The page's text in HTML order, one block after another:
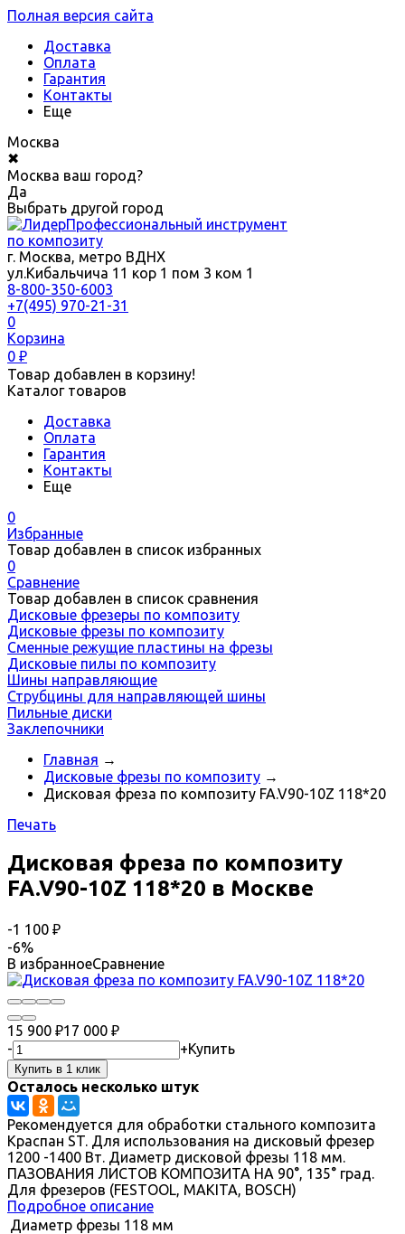
Полная версия сайта
Доставка
Оплата
Гарантия
Контакты
Еще
Москва
✖
Москва ваш город?
Да
Выбрать другой город
Профессиональный инструмент
по композиту
г. Москва, метро ВДНХ
ул.Кибальчича 11 кор 1 пом 3 ком 1
8-800-350-6003
+7(495) 970-21-31
0
Корзина
0 ₽
Товар добавлен в корзину!
Каталог товаров
Доставка
Оплата
Гарантия
Контакты
Еще
0
Избранные
Товар добавлен в список избранных
0
Сравнение
Товар добавлен в список сравнения
Дисковые фрезеры по композиту
Дисковые фрезы по композиту
Сменные режущие пластины на фрезы
Дисковые пилы по композиту
Шины направляющие
Струбцины для направляющей шины
Пильные диски
Заклепочники
Главная →
Дисковые фрезы по композиту →
Дисковая фреза по композиту FA.V90-10Z 118*20
Печать
Дисковая фреза по композиту
FA.V90-10Z 118*20 в Москве
-1 100 ₽
-6%
В избранноеСравнение
15 900 ₽17 000 ₽
-
+Купить
Осталось несколько штук
Рекомендуется для обработки стального композита
Краспан ST. Для использования на дисковый фрезер
1200 -1400 Вт. Диаметр дисковой фрезы 118 мм.
ПАЗОВАНИЯ ЛИСТОВ КОМПОЗИТА НА 90°, 135° град.
Для фрезеров (FESTOOL, MAKITA, BOSCH)
Подробное описание
Диаметр фрезы 118 мм